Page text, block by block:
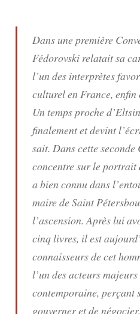
Dans une première
Fédorovski relatait sa
l’un des interprètes
culturel en France,
Un temps proche
finalement et devint
sait. Dans cette
concentre sur le
a bien connu dans
maire de Saint
l’ascension. Après lui
cinq livres, il est
connaisseurs de cet
l’un des acteurs
contemporaine, perçant
gouverner et de